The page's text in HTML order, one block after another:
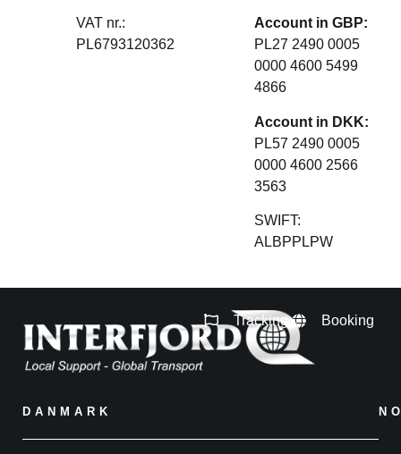
VAT nr.:
PL6793120362
Account in GBP:
PL27 2490 0005
0000 4600 5499
4866
Account in DKK:
PL57 2490 0005
0000 4600 2566
3563
SWIFT:
ALBPPLPW
Tracking Booking
DANMARK